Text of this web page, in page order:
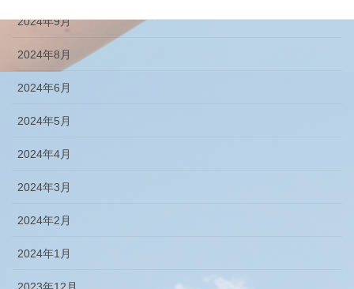
2024年9月
2024年8月
2024年6月
2024年5月
2024年4月
2024年3月
2024年2月
2024年1月